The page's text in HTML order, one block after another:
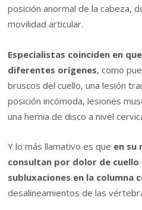
posición anormal de la cabeza,
movilidad articular.
Especialistas coinciden en
diferentes orígenes, como
bruscos del cuello, una lesión
posición incómoda, lesiones
una hernia de disco a nivel
Y lo más llamativo es que en su
consultan por dolor de cuello
subluxaciones en la columna
desalineamientos de las